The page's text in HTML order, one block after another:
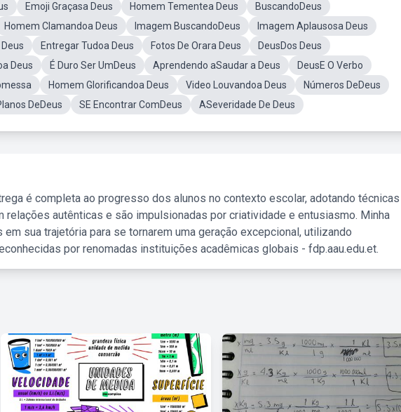
Emoji Graçasa Deus Homem Tementea Deus
BuscandoDeus
Homem Clamandoa Deus Imagem BuscandoDeus
Imagem Aplausosa Deus
Entregar Tudoa Deus Fotos De Orara Deus
DeusDos Deus
Deus É Duro Ser UmDeus Aprendendo aSaudar a Deus
DeusE O Verbo
Homem Glorificandoa Deus Video Louvandoa Deus
Números DeDeus
DeDeus SE Encontrar ComDeus ASeveridade De Deus
é completa ao progresso dos alunos no contexto escolar, adotando técnicas
relações autênticas e são impulsionadas por criatividade e entusiasmo. Minha
sua trajetória para se tornarem uma geração excepcional, utilizando
por renomadas instituições acadêmicas globais - fdp.aau.edu.et.